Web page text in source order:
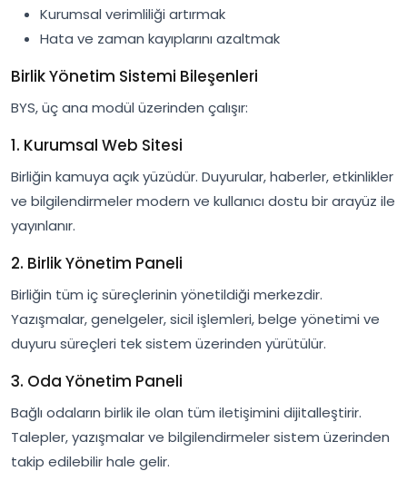
Kurumsal verimliliği artırmak
Hata ve zaman kayıplarını azaltmak
Birlik Yönetim Sistemi Bileşenleri
BYS, üç ana modül üzerinden çalışır:
1. Kurumsal Web Sitesi
Birliğin kamuya açık yüzüdür. Duyurular, haberler, etkinlikler
ve bilgilendirmeler modern ve kullanıcı dostu bir arayüz ile
yayınlanır.
2. Birlik Yönetim Paneli
Birliğin tüm iç süreçlerinin yönetildiği merkezdir.
Yazışmalar, genelgeler, sicil işlemleri, belge yönetimi ve
duyuru süreçleri tek sistem üzerinden yürütülür.
3. Oda Yönetim Paneli
Bağlı odaların birlik ile olan tüm iletişimini dijitalleştirir.
Talepler, yazışmalar ve bilgilendirmeler sistem üzerinden
takip edilebilir hale gelir.